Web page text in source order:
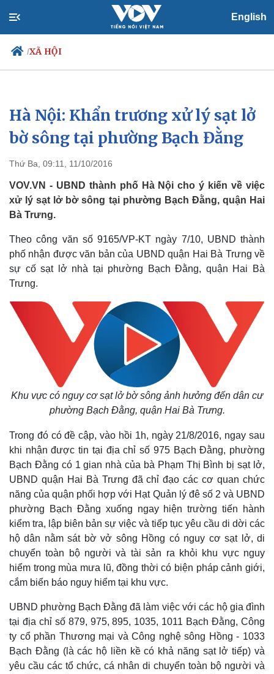
English
/XÃ HỘI
Chính trị
Đảng
Tổ chức nhân sự
Nhận diện sự thật
Xã hội
Tin 24h
Dự báo thời tiết
Việc làm
Biển đảo
Hà Nội: Khẩn trương xử lý sạt lở
bờ sông tại phường Bạch Đằng
Thứ Ba, 09:11, 11/10/2016
VOV.VN - UBND thành phố Hà Nội cho ý kiến về việc
xử lý sạt lở bờ sông tại phường Bạch Đằng, quận Hai
Bà Trưng.
Theo công văn số 9165/VP-KT ngày 7/10, UBND thành
phố nhận được văn bản của UBND quận Hai Bà Trưng về
sự cố sạt lở nhà tại phường Bạch Đằng, quận Hai Bà
Trưng.
Khu vực có nguy cơ sạt lở bờ sông ảnh hưởng đến dân cư
phường Bạch Đằng, quận Hai Bà Trưng.
Trong đó có đề cập, vào hồi 1h, ngày 21/8/2016, ngay sau
khi nhận được tin tại địa chỉ số 975 Bạch Đằng, phường
Bạch Đằng có 1 gian nhà của bà Phạm Thị Bình bị sạt lở,
UBND quận Hai Bà Trưng đã chỉ đạo các cơ quan chức
năng của quận phối hợp với Hạt Quản lý đê số 2 và UBND
phường Bạch Đằng xuống ngay hiện trường tiến hành
kiểm tra, lập biên bản sự việc và tiếp tục yêu cầu di dời các
hộ dân nằm sát bờ vở sông Hồng có nguy cơ sạt lở, di
chuyển toàn bộ người và tài sản ra khỏi khu vực nguy
hiểm trong mùa mưa lũ, đồng thời có biện pháp cảnh giới,
cắm biển báo nguy hiểm tại khu vực.
UBND phường Bạch Đằng đã làm việc với các hộ gia đình
tại địa chỉ số 879, 975, 895, 1035, 1011 Bạch Đằng, Công
ty cổ phần Thương mại và Công nghệ sông Hồng - 1033
Bạch Đằng (là các hộ liền kề có khả năng sạt lở tiếp) và
yêu cầu các tổ chức, cá nhân di chuyển toàn bộ người và